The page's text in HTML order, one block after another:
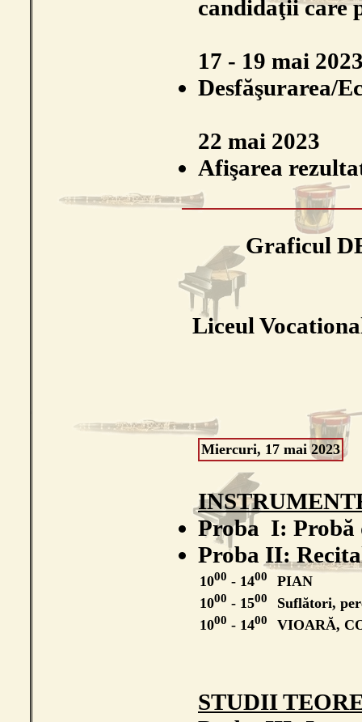
candidaţii care
17 - 19 mai
Desfăşurarea/
22 mai 2023
Afişarea
Graficul
Liceul
Miercuri, 17 mai 2023
Proba I: Probă
Proba II:
1000 - 1400
PIAN
1000 - 1500
Suflători,
1000 - 1400 VIOARĂ,
STUDII